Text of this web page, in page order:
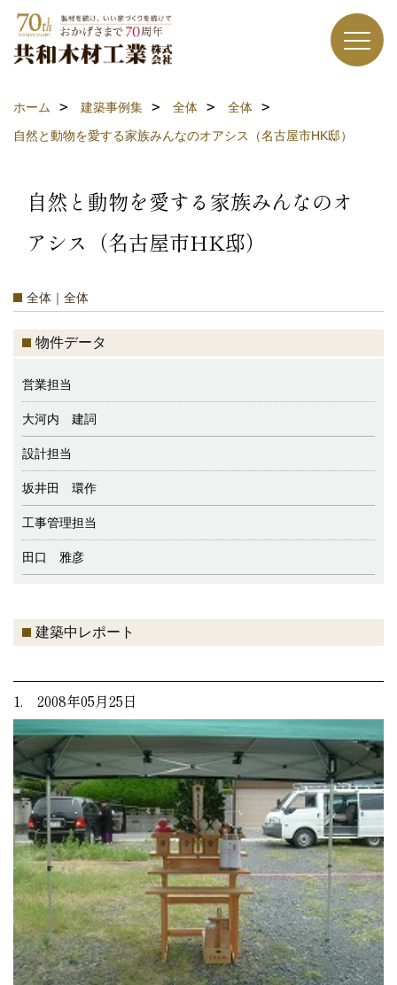
ホーム 建築事例集 全体
全体
自然と動物を愛する家族みんなのオアシス（名古屋市HK邸）
自然と動物を愛する家族みんなのオ
アシス（名古屋市HK邸）
全体｜全体
物件データ
営業担当
大河内 建詞
設計担当
坂井田 環作
工事管理担当
田口 雅彦
建築中レポート
1. 2008年05月25日